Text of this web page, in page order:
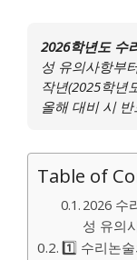
2026학년도
성 유의사항부
작년(2025학년
올해 대비 시
Table of
2026 수
성 유의
1️⃣ 수리논